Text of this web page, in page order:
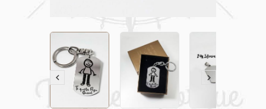
 